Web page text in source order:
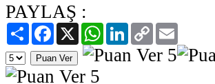
PAYLAŞ :
PaylaşFacebook
X WhatsAppLinkedIn
Copy
Link